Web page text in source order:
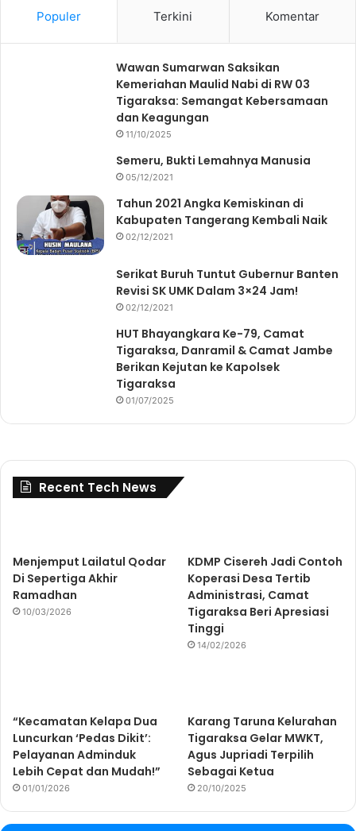
Populer Terkini Komentar
Wawan Sumarwan Saksikan
Kemeriahan Maulid Nabi di RW 03
Tigaraksa: Semangat Kebersamaan
dan Keagungan
11/10/2025
Semeru, Bukti Lemahnya Manusia
05/12/2021
Tahun 2021 Angka Kemiskinan di
Kabupaten Tangerang Kembali Naik
02/12/2021
Serikat Buruh Tuntut Gubernur Banten
Revisi SK UMK Dalam 3×24 Jam!
02/12/2021
HUT Bhayangkara Ke-79, Camat
Tigaraksa, Danramil & Camat Jambe
Berikan Kejutan ke Kapolsek
Tigaraksa
01/07/2025
Recent Tech News
Menjemput Lailatul Qodar
Di Sepertiga Akhir
Ramadhan
10/03/2026
KDMP Cisereh Jadi Contoh
Koperasi Desa Tertib
Administrasi, Camat
Tigaraksa Beri Apresiasi
Tinggi
14/02/2026
“Kecamatan Kelapa Dua
Luncurkan ‘Pedas Dikit’:
Pelayanan Adminduk
Lebih Cepat dan Mudah!”
01/01/2026
Karang Taruna Kelurahan
Tigaraksa Gelar MWKT,
Agus Jupriadi Terpilih
Sebagai Ketua
20/10/2025